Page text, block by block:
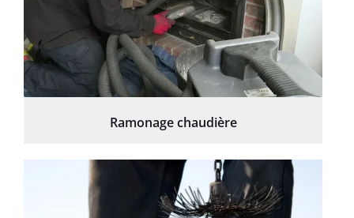
Ramonage chaudière